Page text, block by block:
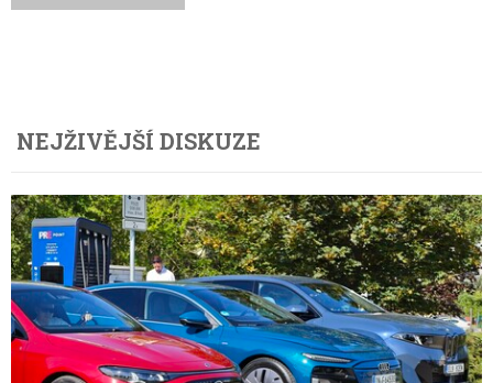
NEJŽIVĚJŠÍ DISKUZE